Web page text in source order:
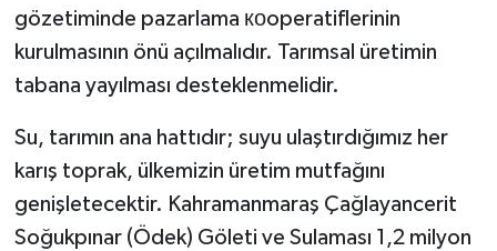
gözetiminde pazarlama коoperatiflerinin
kurulmasının önü açılmalıdır. Tarımsal üretimin
tabana yayılması desteklenmelidir.
Su, tarımın ana hattıdır; suyu ulaştırdığımız her
karış toprak, ülkemizin üretim mutfağını
genişletecektir. Kahramanmaraş Çağlayancerit
Soğukpınar (Ödek) Göleti ve Sulaması 1,2 milyon